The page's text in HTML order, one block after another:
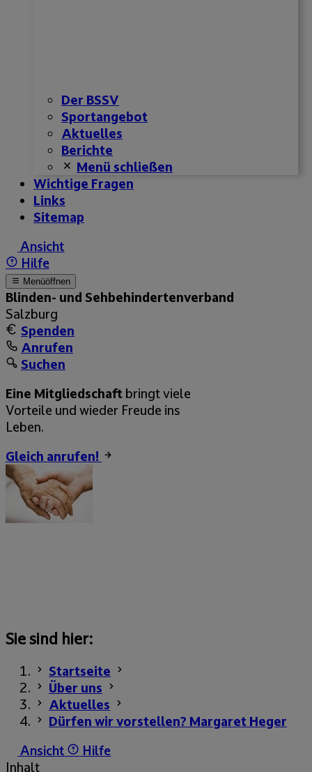
Der BSSV
Sportangebot
Aktuelles
Berichte
Menü schließen
Wichtige Fragen
Links
Sitemap
Ansicht
Hilfe
Menüöffnen
Blinden- und Sehbehinderten­­verband
Salzburg
Spenden
Anrufen
Suchen
Eine Mitgliedschaft bringt viele
Vorteile und wieder Freude ins
Leben.
Gleich anrufen!
Sie sind hier:
Startseite
Über uns
Aktuelles
Dürfen wir vorstellen? Margaret Heger
Ansicht
Hilfe
Inhalt